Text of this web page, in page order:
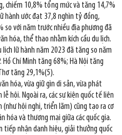
chiếm 10,8% tổng mức và tăng 14,7%
hành ước đạt 37,8 nghìn tỷ đồng,
so với năm trước nhiều địa phương đã
hóa, thể thao nhằm kích cầu du lịch.
lữ hành năm 2023 đã tăng so năm
Chí Minh tăng 68%; Hà Nội tăng
tăng 29,1%(5).
hóa, vừa giữ gìn di sản, vừa phát
hội. Ngoài ra, các sự kiện quốc tế liên
hội nghị, triển lãm) cũng tạo ra cơ
hóa và thương mại giữa các quốc gia.
tiếp nhận danh hiệu, giải thưởng quốc